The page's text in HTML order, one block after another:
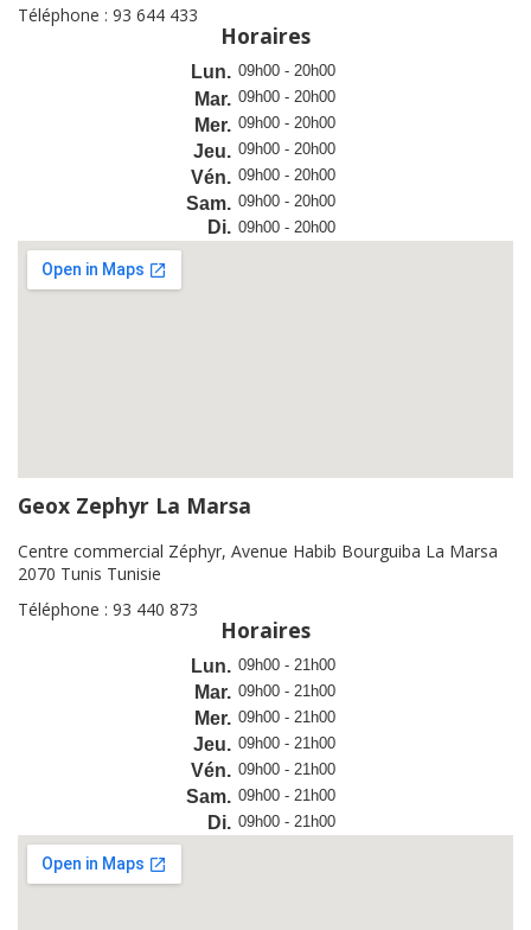
Téléphone : 93 644 433
Horaires
Lun. 09h00 - 20h00
Mar. 09h00 - 20h00
Mer. 09h00 - 20h00
Jeu. 09h00 - 20h00
Vén. 09h00 - 20h00
Sam. 09h00 - 20h00
Di. 09h00 - 20h00
Geox Zephyr La Marsa
Centre commercial Zéphyr, Avenue Habib Bourguiba La Marsa
2070 Tunis Tunisie
Téléphone : 93 440 873
Horaires
Lun. 09h00 - 21h00
Mar. 09h00 - 21h00
Mer. 09h00 - 21h00
Jeu. 09h00 - 21h00
Vén. 09h00 - 21h00
Sam. 09h00 - 21h00
Di. 09h00 - 21h00